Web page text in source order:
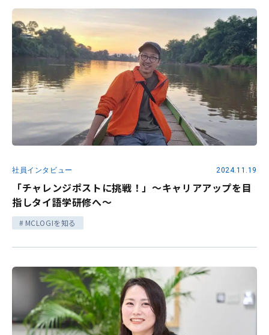
社員インタビュー 2024.11.19
「チャレンジポストに挑戦！」～キャリアアップを目
指しタイ語学研修へ～
MCLOGIを知る